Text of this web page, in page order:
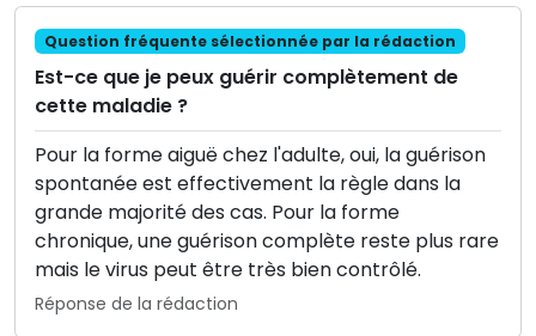
Question fréquente sélectionnée par la rédaction
Est-ce que je peux guérir complètement de
cette maladie ?
Pour la forme aiguë chez l'adulte, oui, la guérison
spontanée est effectivement la règle dans la
grande majorité des cas. Pour la forme
chronique, une guérison complète reste plus rare
mais le virus peut être très bien contrôlé.
Réponse de la rédaction